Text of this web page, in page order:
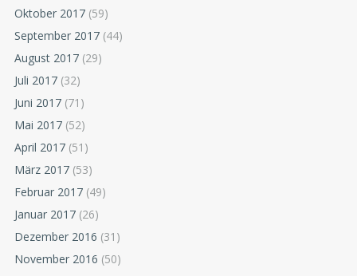
Oktober 2017 (59)
September 2017 (44)
August 2017 (29)
Juli 2017 (32)
Juni 2017 (71)
Mai 2017 (52)
April 2017 (51)
März 2017 (53)
Februar 2017 (49)
Januar 2017 (26)
Dezember 2016 (31)
November 2016 (50)